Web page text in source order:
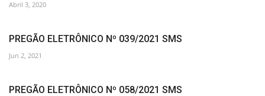
Abril 3, 2020
PREGÃO ELETRÔNICO Nº 039/2021 SMS
Jun 2, 2021
PREGÃO ELETRÔNICO Nº 058/2021 SMS